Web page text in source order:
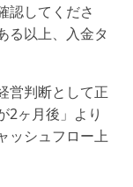
認してくださ
る以上、入金タ
営判断として正
2ヶ月後」より
ッシュフロー上